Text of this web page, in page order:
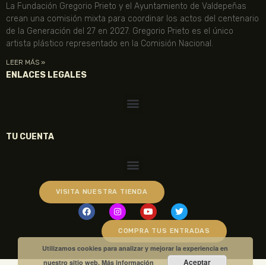
La Fundación Gregorio Prieto y el Ayuntamiento de Valdepeñas
crean una comisión mixta para coordinar los actos del centenario
de la Generación del 27 en 2027. Gregorio Prieto es el único
artista plástico representado en la Comisión Nacional.
LEER MÁS »
ENLACES LEGALES
TU CUENTA
VISITA NUESTRA TIENDA
COMPRA TUS ENTRADAS
Utilizamos cookies para analizar y mejorar la experiencia en
nuestro sitio web.Más información Aceptar